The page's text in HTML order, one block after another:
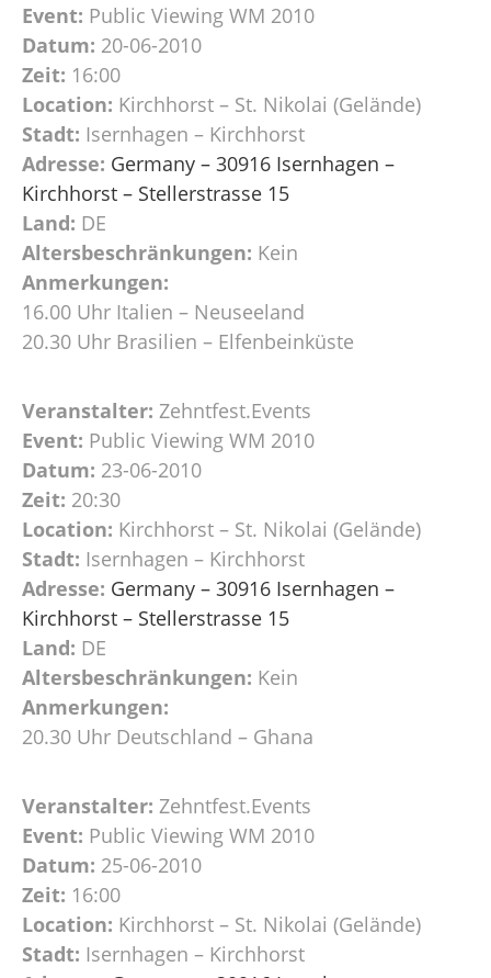
Event: Public Viewing WM 2010
Datum: 20-06-2010
Zeit: 16:00
Location: Kirchhorst – St. Nikolai (Gelände)
Stadt: Isernhagen – Kirchhorst
Adresse: Germany – 30916 Isernhagen –
Kirchhorst – Stellerstrasse 15
Land: DE
Altersbeschränkungen: Kein
Anmerkungen:
16.00 Uhr Italien – Neuseeland
20.30 Uhr Brasilien – Elfenbeinküste
Veranstalter: Zehntfest.Events
Event: Public Viewing WM 2010
Datum: 23-06-2010
Zeit: 20:30
Location: Kirchhorst – St. Nikolai (Gelände)
Stadt: Isernhagen – Kirchhorst
Adresse: Germany – 30916 Isernhagen –
Kirchhorst – Stellerstrasse 15
Land: DE
Altersbeschränkungen: Kein
Anmerkungen:
20.30 Uhr Deutschland – Ghana
Veranstalter: Zehntfest.Events
Event: Public Viewing WM 2010
Datum: 25-06-2010
Zeit: 16:00
Location: Kirchhorst – St. Nikolai (Gelände)
Stadt: Isernhagen – Kirchhorst